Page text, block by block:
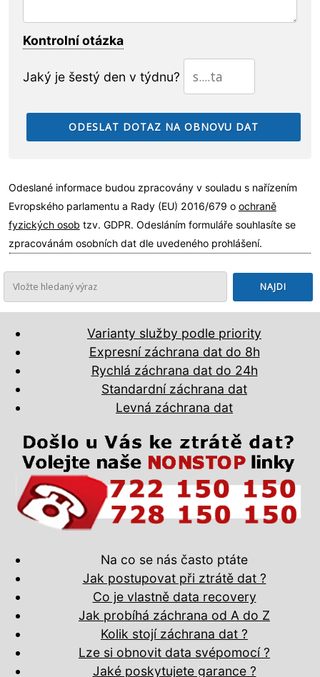
Kontrolní otázka
Jaký je šestý den v týdnu?
Odeslané informace budou zpracovány v souladu s nařízením
Evropského parlamentu a Rady (EU) 2016/679 o ochraně
fyzických osob tzv. GDPR. Odesláním formuláře souhlasíte se
zpracovánám osobních dat dle uvedeného prohlášení.
Varianty služby podle priority
Expresní záchrana dat do 8h
Rychlá záchrana dat do 24h
Standardní záchrana dat
Levná záchrana dat
Na co se nás často ptáte
Jak postupovat při ztrátě dat ?
Co je vlastně data recovery
Jak probíhá záchrana od A do Z
Kolik stojí záchrana dat ?
Lze si obnovit data svépomocí ?
Jaké poskytujete garance ?